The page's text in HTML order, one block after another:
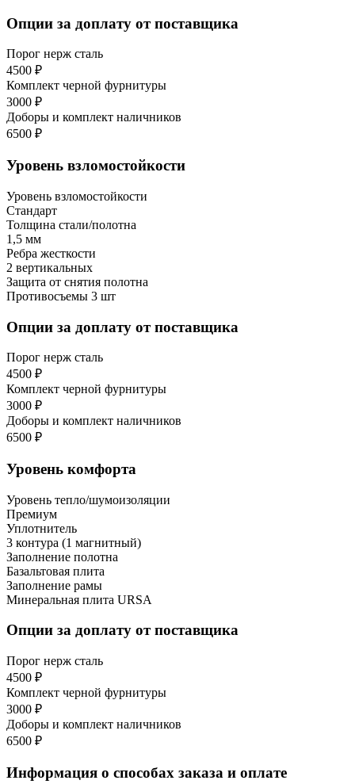
Опции за доплату от поставщика
Порог нерж сталь
4500 ₽
Комплект черной фурнитуры
3000 ₽
Доборы и комплект наличников
6500 ₽
Уровень взломостойкости
Уровень взломостойкости
Стандарт
Толщина стали/полотна
1,5 мм
Ребра жесткости
2 вертикальных
Защита от снятия полотна
Противосъемы 3 шт
Опции за доплату от поставщика
Порог нерж сталь
4500 ₽
Комплект черной фурнитуры
3000 ₽
Доборы и комплект наличников
6500 ₽
Уровень комфорта
Уровень тепло/шумоизоляции
Премиум
Уплотнитель
3 контура (1 магнитный)
Заполнение полотна
Базальтовая плита
Заполнение рамы
Минеральная плита URSA
Опции за доплату от поставщика
Порог нерж сталь
4500 ₽
Комплект черной фурнитуры
3000 ₽
Доборы и комплект наличников
6500 ₽
Информация о способах заказа и оплате